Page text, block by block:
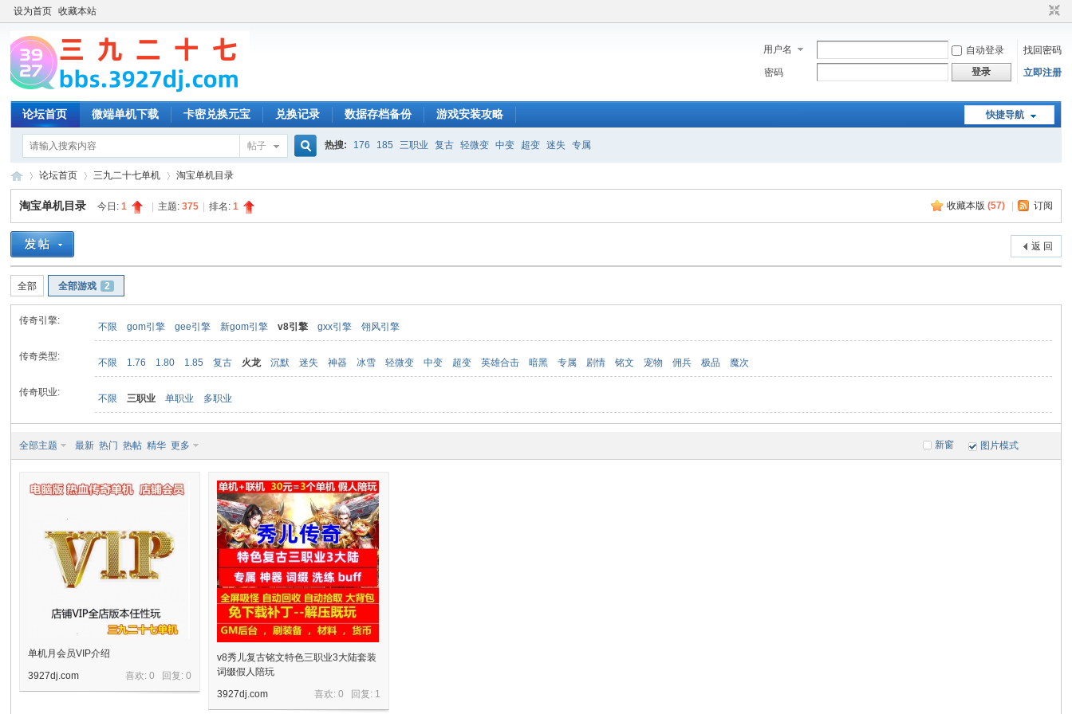
设为首页 收藏本站
用户名 自动登录
找回密码
密码
登录 立即注册
快捷导航
论坛首页 微端单机下载 卡密兑换元宝 兑换记录 数据存档备份 游戏安装攻略
帖子 热搜: 176 185 三职业 复古 轻微变 中变 超变 迷失 专属
»
论坛首页 三九二十七单机 淘宝单机目录
收藏本版 (57) 订阅
淘宝单机目录 今日:1 主题:375 排名:1
返 回
全部 全部游戏 2
传奇引擎:
不限 gom引擎 gee引擎 新gom引擎 v8引擎 gxx引擎 翎风引擎
传奇类型:
不限 1.76 1.80 1.85 复古 火龙 沉默 迷失 神器 冰雪 轻微变 中变 超变 英雄合击 暗黑 专属 剧情 铭文 宠物 佣兵 极品 魔次
传奇职业:
不限 三职业 单职业 多职业
新窗
全部主题 最新 热门 热帖 精华 更多 图片模式
单机月会员VIP介绍
喜欢: 0 回复:0
3927dj.com
v8秀儿复古铭文特色三职业3大陆套装
词缀假人陪玩
喜欢: 0 回复: 1
3927dj.com